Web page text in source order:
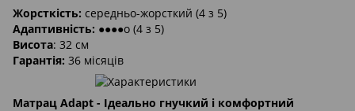
Жорсткість: середньо-жорсткий (4 з 5)
Адаптивність: ●●●●o (4 з 5)
Висота: 32 см
Гарантія: 36 місяців
Матрац Adapt - Ідеально гнучкий і комфортний